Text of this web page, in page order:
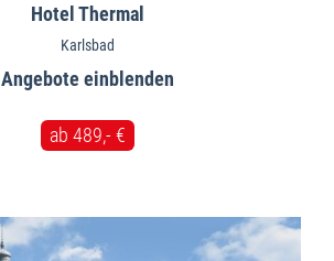
Hotel Thermal
Karlsbad
Angebote
ab 489,- €